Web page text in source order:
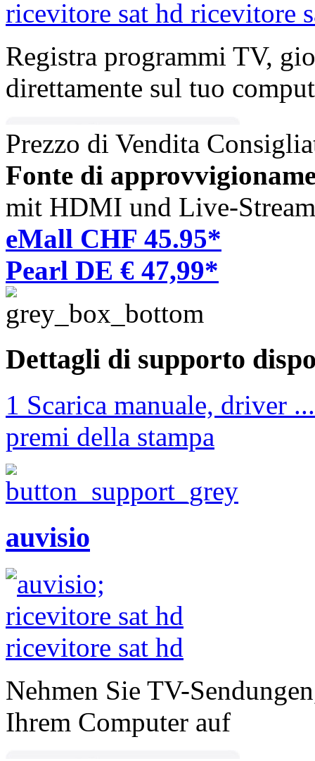
Registra programmi TV,
direttamente sul tuo
Prezzo di Vendita
Fonte di
mit HDMI und Live-
eMall CHF 45.95*
Pearl DE € 47,99*
Dettagli di supporto
1 Scarica manuale, driver ...
premi della stampa
auvisio
Nehmen Sie TV-
Ihrem Computer auf